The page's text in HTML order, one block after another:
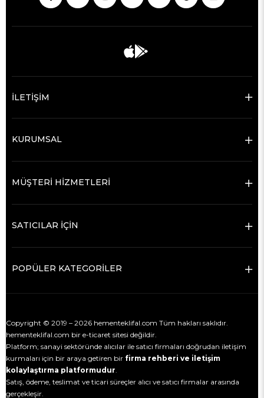
İLETİŞİM
KURUMSAL
MÜŞTERİ HİZMETLERİ
SATICILAR İÇİN
POPÜLER KATEGORİLER
Copyright © 2019 – 2026 hementeklifal.com Tüm hakları saklıdır.
hementeklifal.com bir e-ticaret sitesi değildir.
Platform; sanayi sektöründe alıcılar ile satıcı firmaları doğrudan iletişim
kurmaları için bir araya getiren bir firma rehberi ve iletişim
kolaylaştırma platformudur
Satış, ödeme, teslimat ve ticari süreçler alıcı ve satıcı firmalar arasında
gerçekleşir.